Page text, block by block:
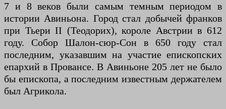
7 и 8 веков были самым темным периодом в
истории Авиньона. Город стал добычей франков
при Тьери II (Теодорих), короле Австрии в 612
году. Собор Шалон-сюр-Сон в 650 году стал
последним, указавшим на участие епископских
епархий в Провансе. В Авиньоне 205 лет не было
бы епископа, а последним известным держателем
был Агрикола.